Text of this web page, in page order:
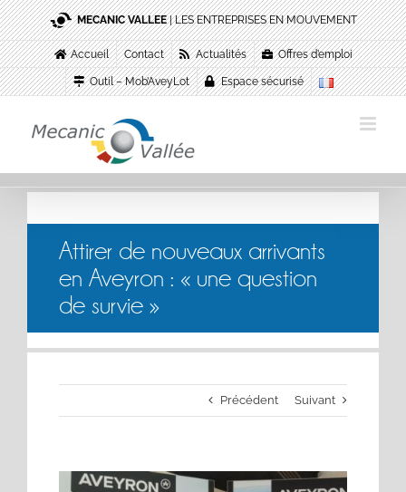
Passer
au
contenu
MECANIC VALLEE| LES ENTREPRISES EN MOUVEMENT
Accueil Contact Actualités Offres d’emploi
Outil – Mob’AveyLot Espace sécurisé
Attirer de nouveaux arrivants
en Aveyron : « une question
de survie »
Précédent Suivant
Voir